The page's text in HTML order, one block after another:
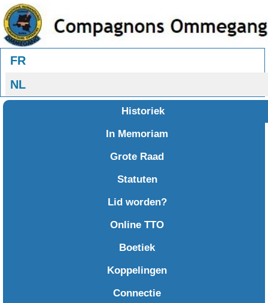
Selecteer uw taal
FR
NL
Historiek
In Memoriam
Grote Raad
Statuten
Lid worden?
Online TTO
Boetiek
Koppelingen
Connectie